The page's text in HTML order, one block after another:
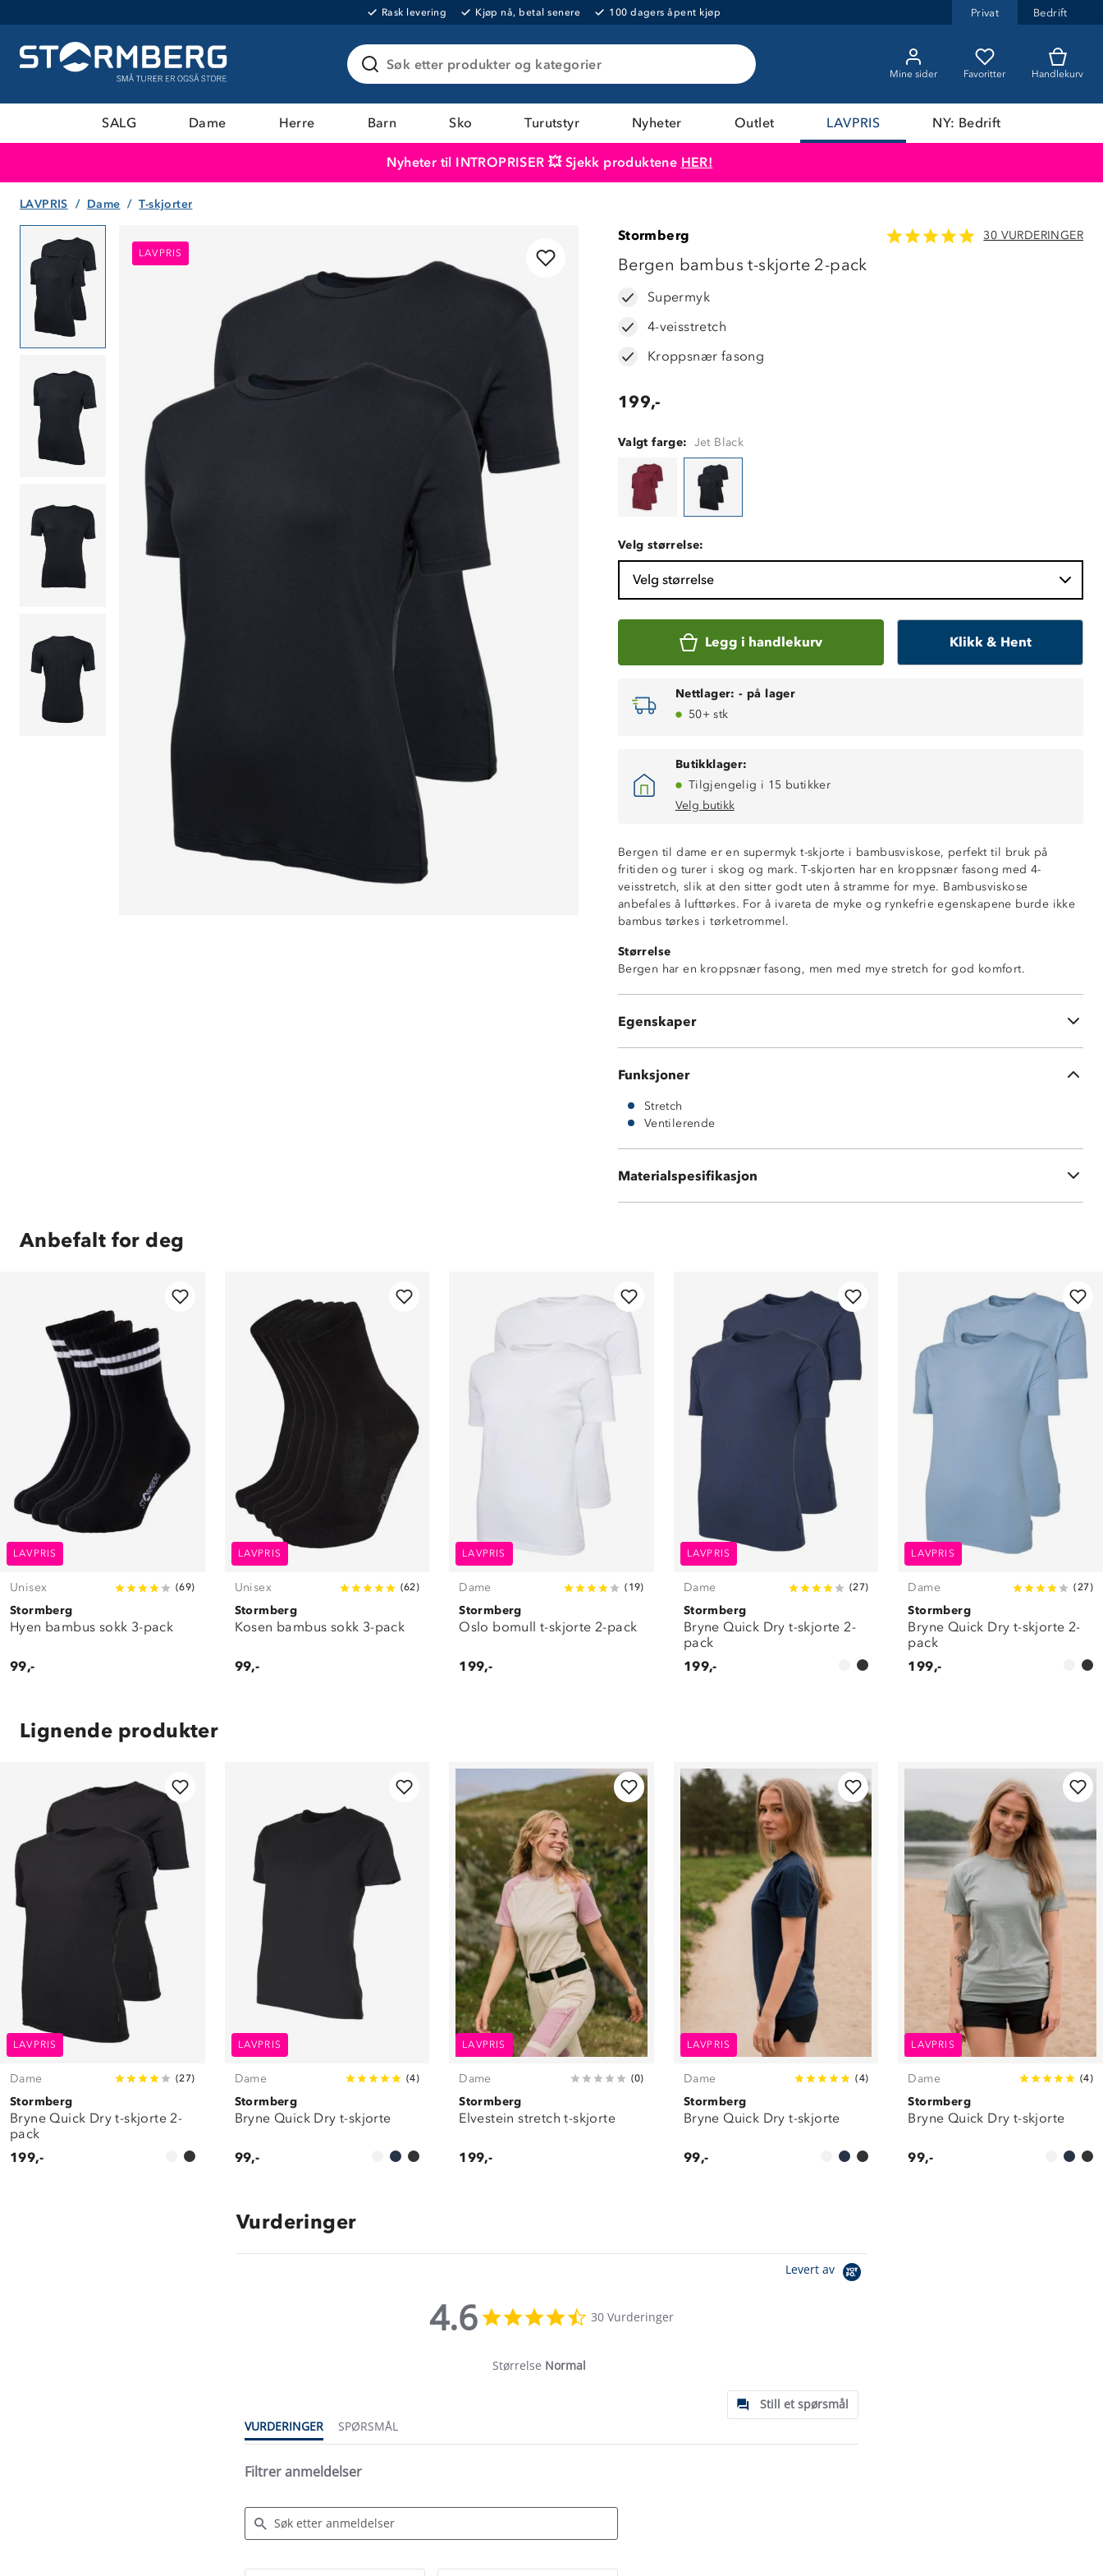
Rask levering Kjøp nå, betal senere 100 dagers åpent kjøp Privat Bedrift
Søk etter produkter og kategorier
Mine sider Favoritter Handlekurv
SALG Dame Herre Barn Sko Turutstyr Nyheter Outlet LAVPRIS NY: Bedrift
Nyheter til INTROPRISER 💥 Sjekk produktene HER!
LAVPRIS Dame T-skjorter
LAVPRIS
LAVPRIS
Stormberg 30 VURDERINGER
Bergen bambus t-skjorte 2-pack
Supermyk
4-veisstretch
Kroppsnær fasong
199,-
Valgt farge: Jet Black
Velg størrelse:
Velg størrelse
Legg i handlekurv Klikk & Hent
Nettlager: - på lager
50+ stk
Butikklager:
Tilgjengelig i 15 butikker
Velg butikk
Bergen til dame er en supermyk t-skjorte i bambusviskose, perfekt til bruk på
fritiden og turer i skog og mark. T-skjorten har en kroppsnær fasong med 4-
veisstretch, slik at den sitter godt uten å stramme for mye. Bambusviskose
anbefales å lufttørkes. For å ivareta de myke og rynkefrie egenskapene burde ikke
bambus tørkes i tørketrommel.
Størrelse
Bergen har en kroppsnær fasong, men med mye stretch for god komfort.
Egenskaper
Supermyk
4-veisstretch
Ventilerende
Rund halsåpning
2 stk t-skjorter i pakken
Funksjoner
Stretch
Ventilerende
Materialspesifikasjon
5 % elastan
Anbefalt for deg
LAVPRIS
Unisex (69)
Stormberg
Hyen bambus sokk 3-pack
99,-
LAVPRIS
Unisex (62)
Stormberg
Kosen bambus sokk 3-pack
99,-
LAVPRIS
Dame ( 19)
Stormberg
Oslo bomull t-skjorte 2-pack
199,-
LAVPRIS
Dame (27)
Stormberg
Bryne Quick Dry t-skjorte 2-
pack
199,-
LAVPRIS
Dame (27)
Stormberg
Bryne Quick Dry t-skjorte 2-
pack
199,-
Lignende produkter
LAVPRIS
Dame (27)
Stormberg
Bryne Quick Dry t-skjorte 2-
pack
199,-
LAVPRIS
Dame (4)
Stormberg
Bryne Quick Dry t-skjorte
99,-
LAVPRIS
Dame (0)
Stormberg
Elvestein stretch t-skjorte
199,-
LAVPRIS
Dame (4)
Stormberg
Bryne Quick Dry t-skjorte
99,-
LAVPRIS
Dame (4)
Stormberg
Bryne Quick Dry t-skjorte
99,-
Vurderinger
Levert av
4.6
star
30 Vurderinger
Størrelse Normal
Still et spørsmål
VURDERINGER
SPØRSMÅL
Filtrer anmeldelser